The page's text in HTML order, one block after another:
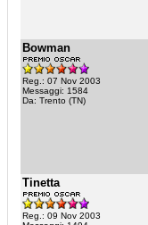
Bowman
Reg.: 07 Nov 2003
Messaggi: 1584
Da: Trento (TN)
Tinetta
Reg.: 09 Nov 2003